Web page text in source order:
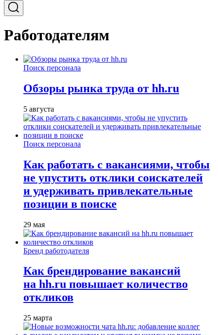
Работодателям
Поиск персонала
Обзоры рынка труда от hh.ru
5 августа
Поиск персонала
Как работать с вакансиями, чтобы
не упустить отклики соискателей
и удерживать привлекательные
позиции в поиске
29 мая
Бренд работодателя
Как брендирование вакансий
на hh.ru повышает количество
откликов
25 марта